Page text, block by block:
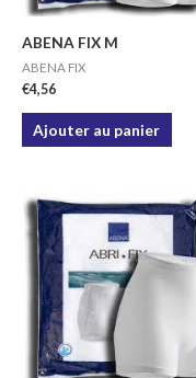
ABENA FIX M
ABENA FIX
€4,56
Ajouter au panier